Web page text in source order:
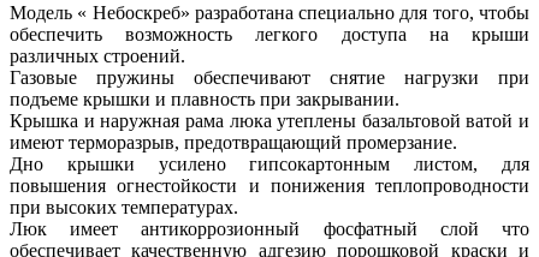
Модель « Небоскреб» разработана специально для того, чтобы
обеспечить возможность легкого доступа на крыши
различных строений.
Газовые пружины обеспечивают снятие нагрузки при
подъеме крышки и плавность при закрывании.
Крышка и наружная рама люка утеплены базальтовой ватой и
имеют терморазрыв, предотвращающий промерзание.
Дно крышки усилено гипсокартонным листом, для
повышения огнестойкости и понижения теплопроводности
при высоких температурах.
Люк имеет антикоррозионный фосфатный слой что
обеспечивает качественную адгезию порошковой краски и